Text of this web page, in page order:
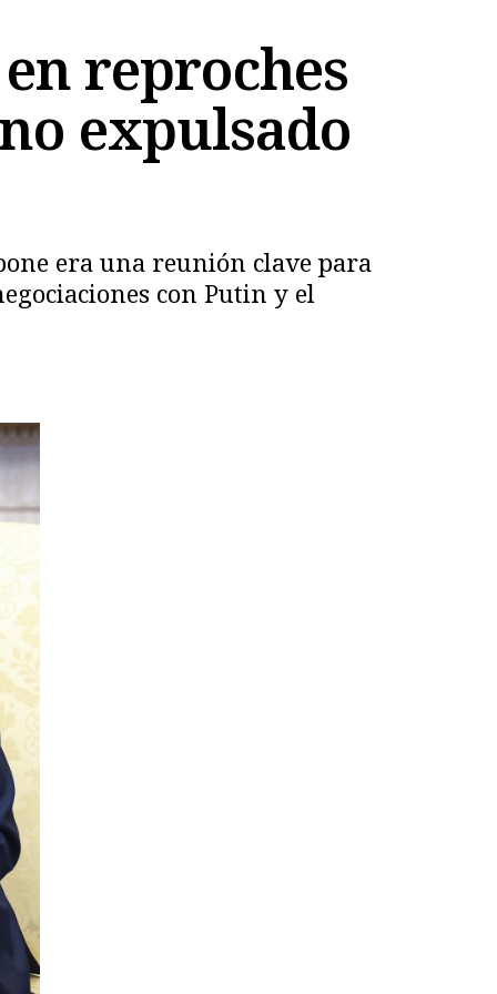
reproches
expulsado
era una reunión clave para
con Putin y el